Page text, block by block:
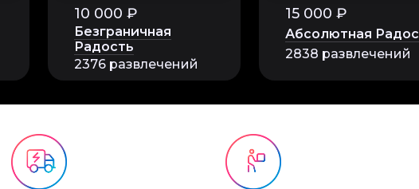
10 000 ₽
Безграничная
Радость
2376 развлечений
15 000 ₽
Абсолютная
2838 развлечений